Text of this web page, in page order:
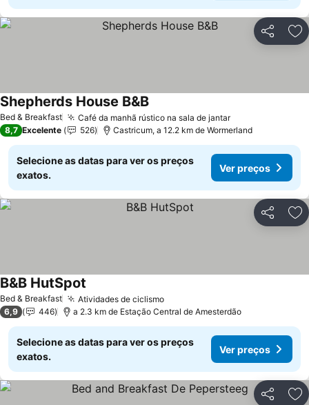
Partilhar
Bed & Breakfast Café da manhã rústico na sala de jantarVer preços
Shepherds House B&BVer preços
8,7 Excelente 526 Castricum, a 12.2 km de Wormerland
Selecione as datas para ver os preços
exatos.
Ver preços
Partilhar
Bed & Breakfast Atividades de ciclismoVer preços
B&B HutSpot
6,9 446 a 2.3 km de Estação Central de Amesterdão
Selecione as datas para ver os preços
exatos.
Ver preços
Partilhar